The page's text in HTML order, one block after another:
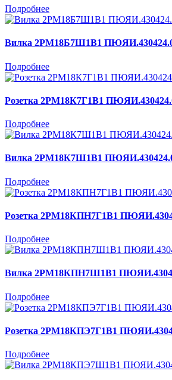
Подробнее
Вилка 2РМ18Б7Ш1В1
Подробнее
Розетка 2РМ18К7Г1В1
Подробнее
Вилка 2РМ18К7Ш1В1
Подробнее
Розетка 2РМ18КПН7Г1В1
Подробнее
Вилка 2РМ18КПН7Ш1В1
Подробнее
Розетка 2РМ18КПЭ7Г1В1
Подробнее